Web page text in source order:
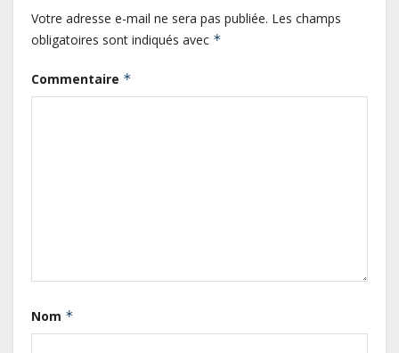
Votre adresse e-mail ne sera pas publiée. Les champs
obligatoires sont indiqués avec *
Commentaire *
Nom *
Gabon : L’activité économique a